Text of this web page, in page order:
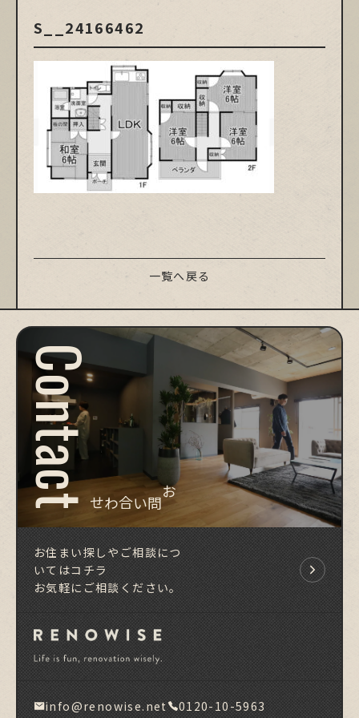
S__24166462
一覧へ戻る
Contact
お問い合わせ
お住まい探しやご相談につ
いてはコチラ
お気軽にご相談ください。
info@renowise.net 0120-10-5963